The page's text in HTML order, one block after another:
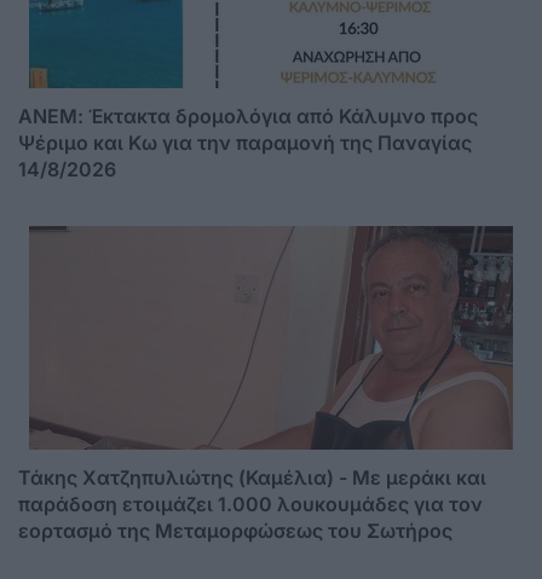
ΑΝΕΜ: Έκτακτα δρομολόγια από Κάλυμνο προς
Ψέριμο και Κω για την παραμονή της Παναγίας
14/8/2026
Τάκης Χατζηπυλιώτης (Καμέλια) - Με μεράκι και
παράδοση ετοιμάζει 1.000 λουκουμάδες για τον
εορτασμό της Μεταμορφώσεως του Σωτήρος